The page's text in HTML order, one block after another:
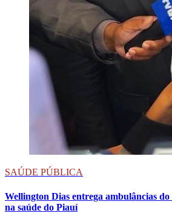
SAÚDE PÚBLICA
Wellington Dias entrega ambulâncias
na saúde do Piauí